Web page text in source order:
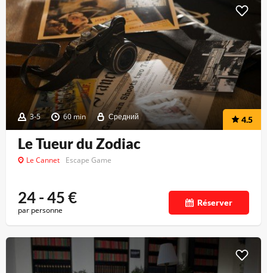
3-5 60 min Средний 4.5
Le Tueur du Zodiac
Le Cannet Escape Game
24 - 45€
par personne
Réserver